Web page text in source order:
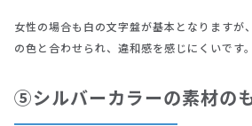
女性の場合も白の文字盤が基本となりますが
の色と合わせられ、違和感を感じにくいです。
⑤シルバーカラーの素材の